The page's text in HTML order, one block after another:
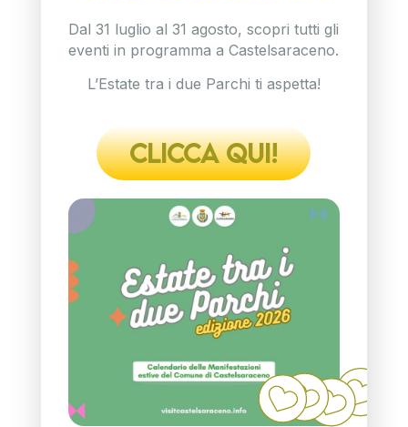
Dal 31 luglio al 31 agosto, scopri tutti gli
eventi in programma a Castelsaraceno.
L’Estate tra i due Parchi ti aspetta!
CLICCA QUI!